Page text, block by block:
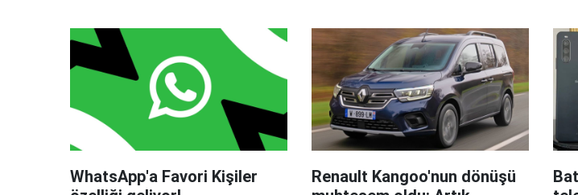
WhatsApp'a Favori Kişiler
Renault Kangoo'nun dönüşü